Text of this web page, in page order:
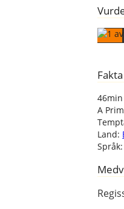
Fakta
46min
A
Land:
Språk: